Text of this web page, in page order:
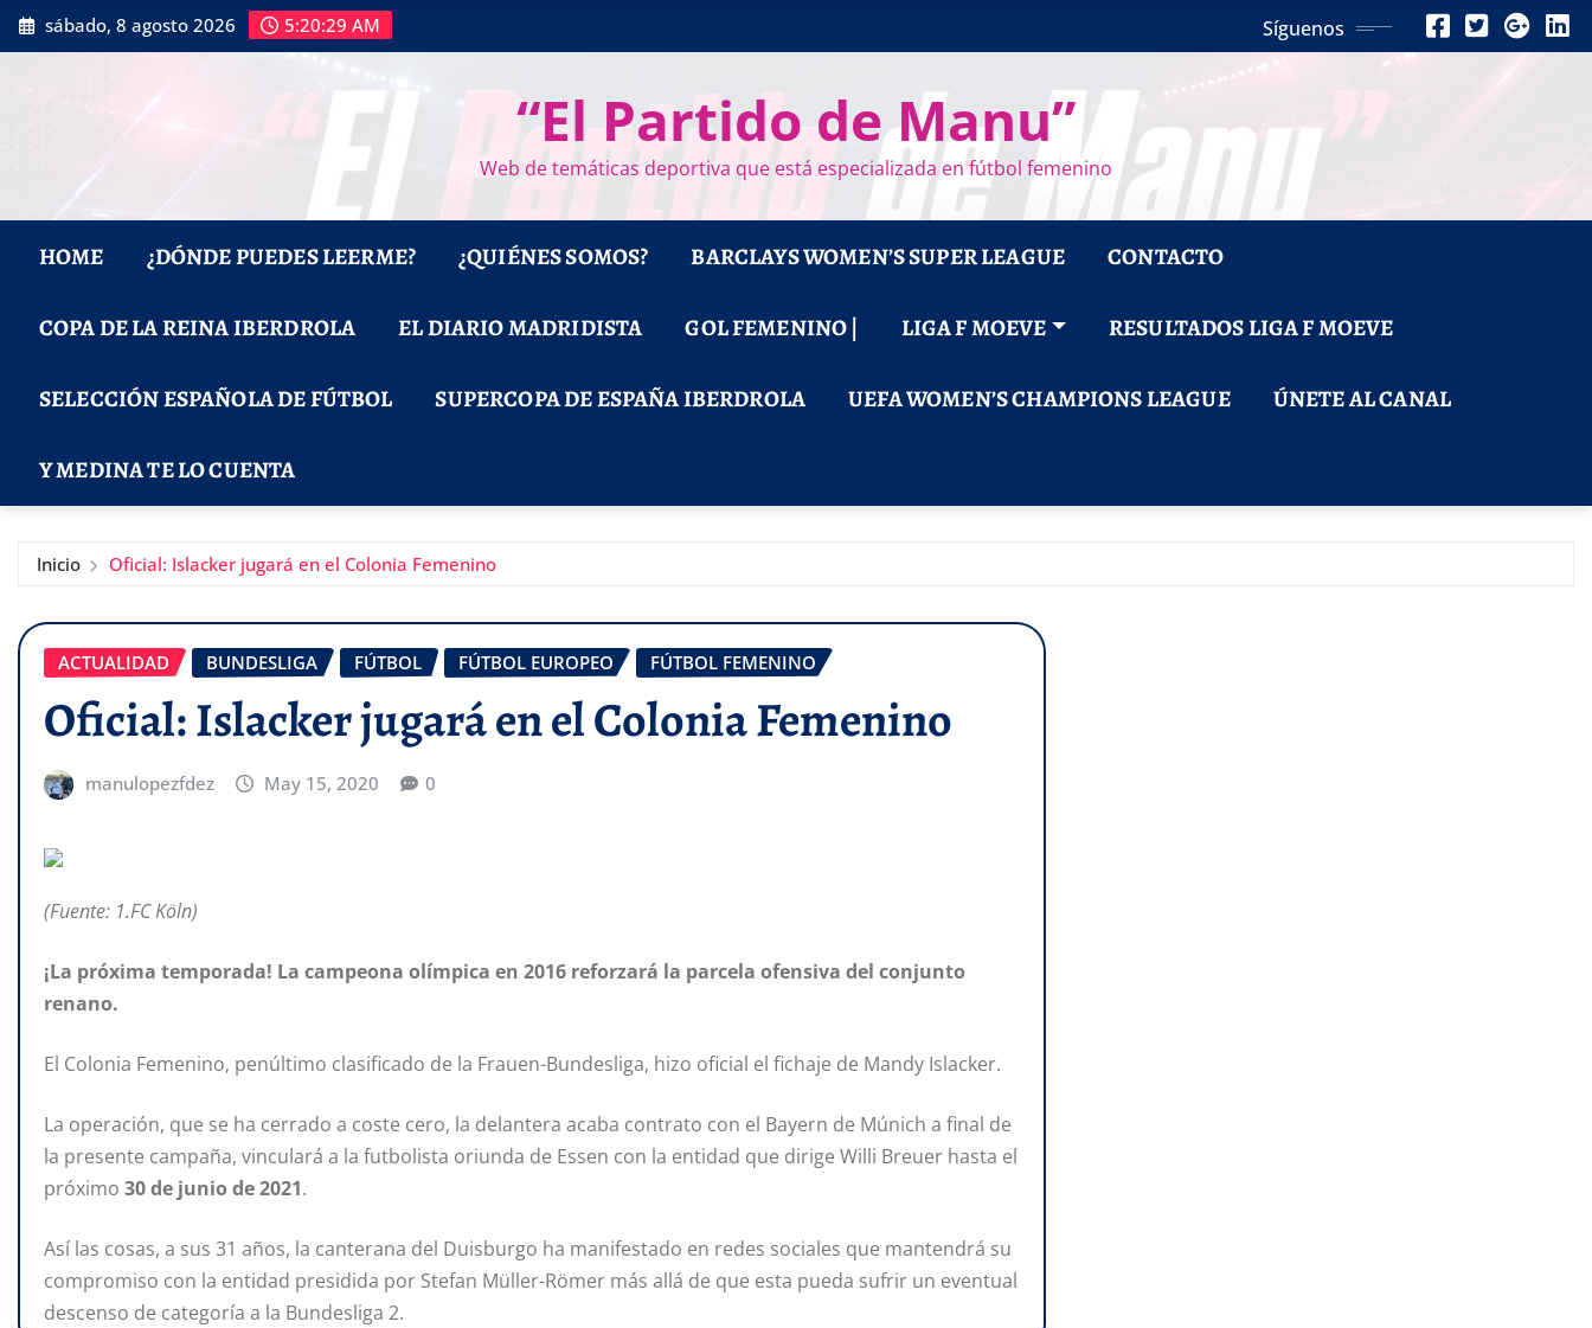
Saltar
al
sábado, 8 agosto 2026 5:20:30 AM Síguenos
“El Partido de Manu”
Web de temáticas deportiva que está especializada en fútbol femenino
HOME ¿DÓNDE PUEDES LEERME? ¿QUIÉNES SOMOS? BARCLAYS WOMEN’S SUPER LEAGUE CONTACTO
COPA DE LA REINA IBERDROLA EL DIARIO MADRIDISTA GOL FEMENINO | LIGA F MOEVE RESULTADOS LIGA F MOEVE
SELECCIÓN ESPAÑOLA DE FÚTBOL SUPERCOPA DE ESPAÑA IBERDROLA UEFA WOMEN’S CHAMPIONS LEAGUE ÚNETE AL CANAL
Y MEDINA TE LO CUENTA
Inicio Oficial: Islacker jugará en el Colonia Femenino
ACTUALIDAD BUNDESLIGA FÚTBOL FÚTBOL EUROPEO FÚTBOL FEMENINO
Oficial: Islacker jugará en el Colonia Femenino
manulopezfdez May 15, 2020 0
(Fuente: 1.FC Köln)
¡La próxima temporada! La campeona olímpica en 2016 reforzará la parcela ofensiva del conjunto
renano.
El Colonia Femenino, penúltimo clasificado de la Frauen-Bundesliga, hizo oficial el fichaje de Mandy Islacker.
La operación, que se ha cerrado a coste cero, la delantera acaba contrato con el Bayern de Múnich a final de
la presente campaña, vinculará a la futbolista oriunda de Essen con la entidad que dirige Willi Breuer hasta el
próximo 30 de junio de 2021.
Así las cosas, a sus 31 años, la canterana del Duisburgo ha manifestado en redes sociales que mantendrá su
compromiso con la entidad presidida por Stefan Müller-Römer más allá de que esta pueda sufrir un eventual
descenso de categoría a la Bundesliga 2.